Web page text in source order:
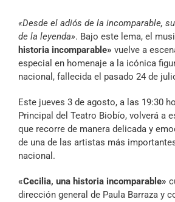
«Desde el adiós de la incomparable,
de la leyenda». Bajo este lema, el
historia incomparable» vuelve a
especial en homenaje a la icónica
nacional, fallecida el pasado 24 de
Este jueves 3 de agosto, a las 19:30
Principal del Teatro Biobío, volverá a
que recorre de manera delicada y
de una de las artistas más
nacional.
«Cecilia, una historia incomparable»
dirección general de Paula Barraza y